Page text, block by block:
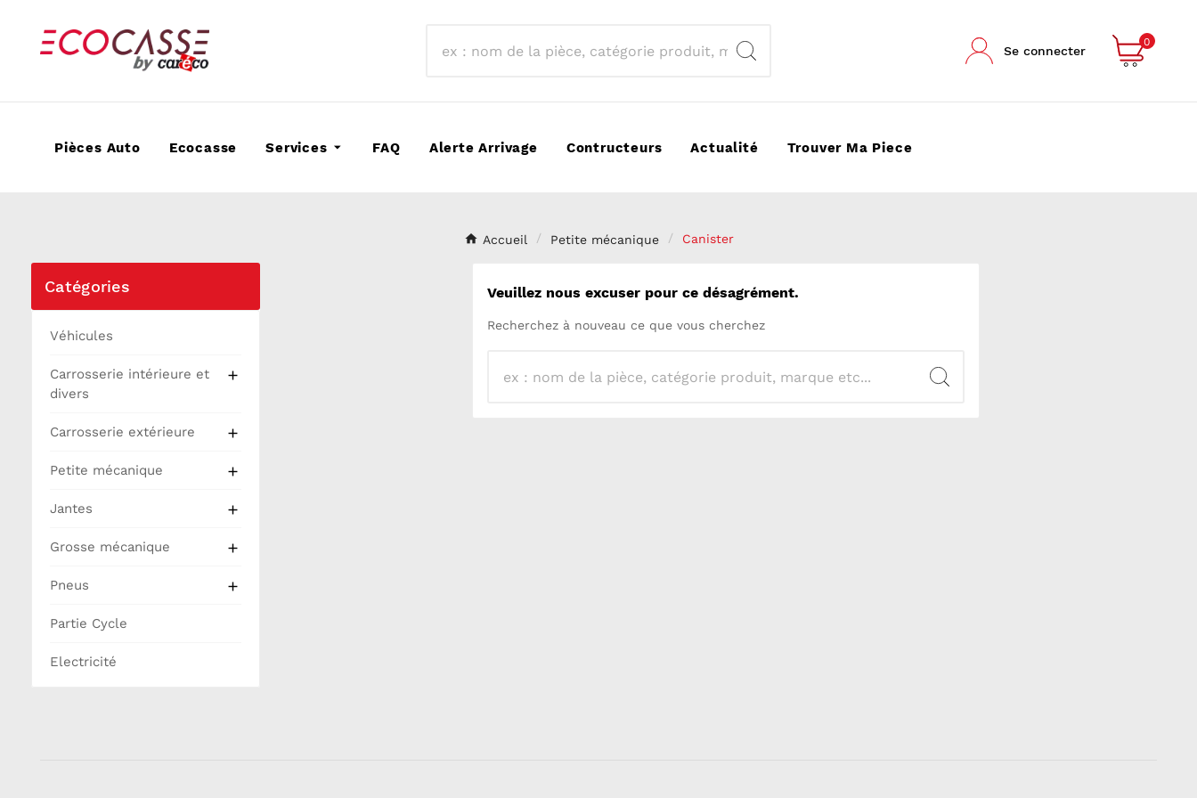
Se connecter
0
Pièces Auto Ecocasse Services FAQ Alerte Arrivage Contructeurs Actualité Trouver Ma Piece
Accueil Petite mécanique Canister
Catégories
Véhicules
Carrosserie intérieure et
divers

Carrosserie extérieure 
Petite mécanique 
Jantes 
Grosse mécanique 
Pneus 
Partie Cycle
Electricité
Veuillez nous excuser pour ce désagrément.
Recherchez à nouveau ce que vous cherchez